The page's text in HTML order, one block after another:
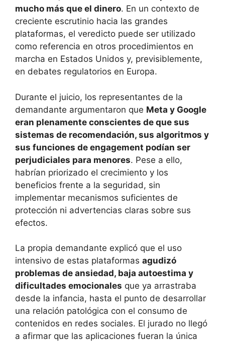
mucho más que el dinero. En un contexto de
creciente escrutinio hacia las grandes
plataformas, el veredicto puede ser utilizado
como referencia en otros procedimientos en
marcha en Estados Unidos y, previsiblemente,
en debates regulatorios en Europa.
Durante el juicio, los representantes de la
demandante argumentaron que Meta y Google
eran plenamente conscientes de que sus
sistemas de recomendación, sus algoritmos y
sus funciones de engagement podían ser
perjudiciales para menores. Pese a ello,
habrían priorizado el crecimiento y los
beneficios frente a la seguridad, sin
implementar mecanismos suficientes de
protección ni advertencias claras sobre sus
efectos.
La propia demandante explicó que el uso
intensivo de estas plataformas agudizó
problemas de ansiedad, baja autoestima y
dificultades emocionales que ya arrastraba
desde la infancia, hasta el punto de desarrollar
una relación patológica con el consumo de
contenidos en redes sociales. El jurado no llegó
a afirmar que las aplicaciones fueran la única